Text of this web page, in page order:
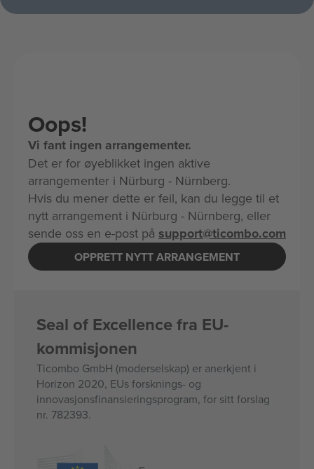
Oops!
Vi fant ingen arrangementer.
Det er for øyeblikket ingen aktive
arrangementer i Nürburg - Nürnberg.
Hvis du mener dette er feil, kan du legge til et
nytt arrangement i Nürburg - Nürnberg, eller
sende oss en e-post på support@ticombo.com
OPPRETT NYTT ARRANGEMENT
Seal of Excellence fra EU-
kommisjonen
Ticombo GmbH (moderselskap) er anerkjent i
Horizon 2020, EUs forsknings- og
innovasjonsfinansieringsprogram, for sitt forslag
nr. 782393.